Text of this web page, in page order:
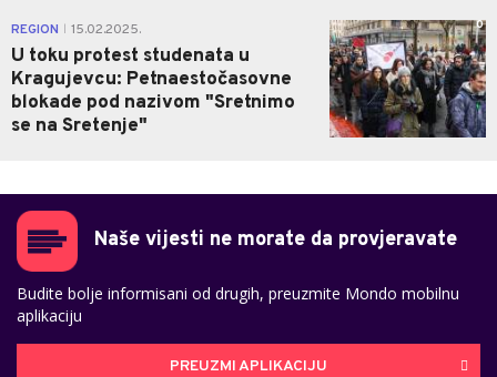
REGION 15.02.2025.
U toku protest studenata u
Kragujevcu: Petnaestočasovne
blokade pod nazivom "Sretnimo
se na Sretenje"
0
Naše vijesti ne morate da provjeravate
Budite bolje informisani od drugih, preuzmite Mondo mobilnu
aplikaciju
PREUZMI APLIKACIJU